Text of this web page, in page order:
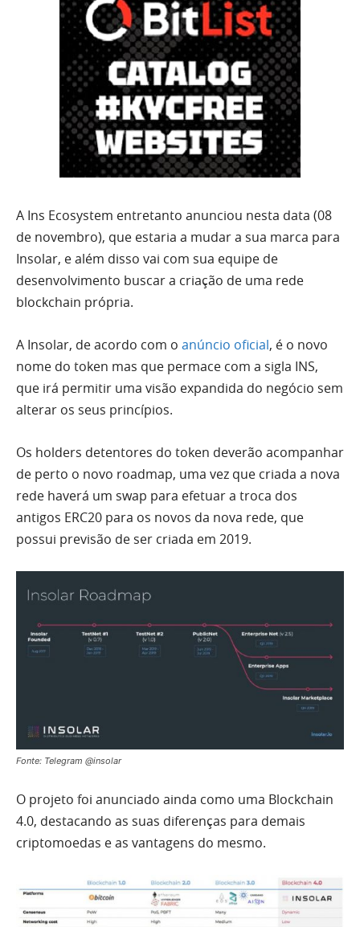
A Ins Ecosystem entretanto anunciou nesta data (08
de novembro), que estaria a mudar a sua marca para
Insolar, e além disso vai com sua equipe de
desenvolvimento buscar a criação de uma rede
blockchain própria.
A Insolar, de acordo com o anúncio oficial, é o novo
nome do token mas que permace com a sigla INS,
que irá permitir uma visão expandida do negócio sem
alterar os seus princípios.
Os holders detentores do token deverão acompanhar
de perto o novo roadmap, uma vez que criada a nova
rede haverá um swap para efetuar a troca dos
antigos ERC20 para os novos da nova rede, que
possui previsão de ser criada em 2019.
Fonte: Telegram @insolar
O projeto foi anunciado ainda como uma Blockchain
4.0, destacando as suas diferenças para demais
criptomoedas e as vantagens do mesmo.